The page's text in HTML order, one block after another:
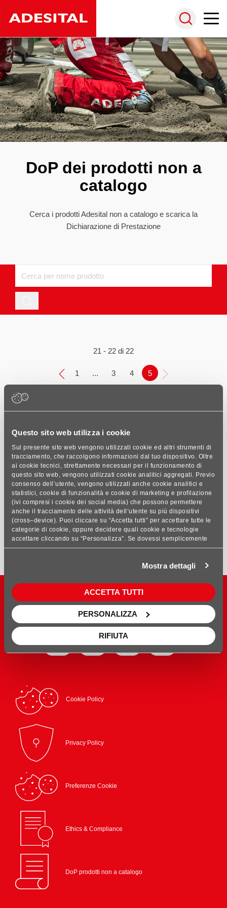
Questo sito web utilizza i cookie
Sul presente sito web vengono utilizzati cookie ed altri strumenti di
tracciamento, che raccolgono informazioni dal tuo dispositivo. Oltre
ai cookie tecnici, strettamente necessari per il funzionamento di
questo sito web, vengono utilizzati cookie analitici aggregati. Previo
consenso dell’utente, vengono utilizzati anche cookie analitici e
statistici, cookie di funzionalità e cookie di marketing e profilazione
(ivi compresi i cookie dei social media) che possono permettere
anche il tracciamento delle attività dell’utente su più dispositivi
(cross–device). Puoi cliccare su “Accetta tutti” per accettare tutte le
categorie di cookie, oppure decidere quali cookie e tecnologie
accettare cliccando su “Personalizza”. Se dovessi semplicemente
chiudere questo banner, rifiutare i cookie o continuare a navigare,
maggiori dettagli, consulta le nostre sezioni Privacy Policy e Cookie
Mostra dettagli
ACCETTA TUTTI
PERSONALIZZA
RIFIUTA
DoP dei prodotti non a
catalogo
Cerca i prodotti Adesital non a catalogo e scarica la
Dichiarazione di Prestazione
21 - 22 di 22
1 ... 3 4 5
ADEX HP 30 FAST
SP 308
21 - 22 di 22
Cookie Policy
Privacy Policy
Preferenze Cookie
Ethics & Compliance
DoP prodotti non a catalogo